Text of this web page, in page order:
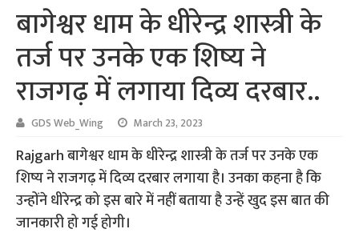
बागेश्वर धाम के धीरेन्द्र शास्त्री के
तर्ज पर उनके एक शिष्य ने
राजगढ़ में लगाया दिव्य दरबार..
GDS Web_Wing March 23, 2023
Rajgarh बागेश्वर धाम के धीरेन्द्र शास्त्री के तर्ज पर उनके एक
शिष्य ने राजगढ़ में दिव्य दरबार लगाया है। उनका कहना है कि
उन्होंने धीरेन्द्र को इस बारे में नहीं बताया है उन्हें खुद इस बात की
जानकारी हो गई होगी।